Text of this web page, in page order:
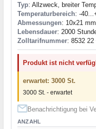
Typ: Allzweck, breiter
Temperaturbereich: -
Abmessungen: 10x21 mm
Lebensdauer: 2000
Zolltarifnummer: 8532 22
Produkt ist nicht
erwartet: 3000 St.
3000 St. - erwartet
Benachrichtigung bei
ANZAHL